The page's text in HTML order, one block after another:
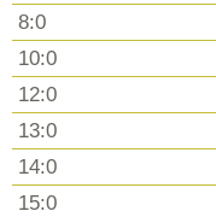
8:0
10:0
12:0
13:0
14:0
15:0